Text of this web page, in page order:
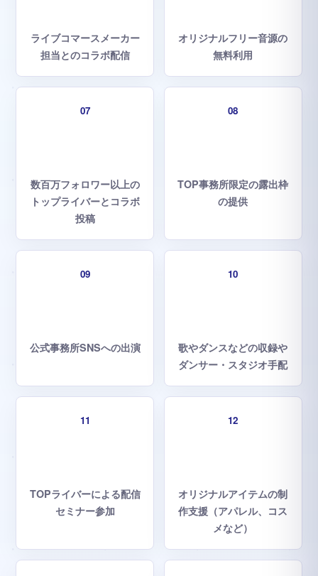
ライブコマースメーカー
担当とのコラボ配信
オリジナルフリー音源の
無料利用
07
数百万フォロワー以上の
トップライバーとコラボ
投稿
08
TOP事務所限定の露出枠
の提供
09
公式事務所SNSへの出演
10
歌やダンスなどの収録や
ダンサー・スタジオ手配
11
TOPライバーによる配信
セミナー参加
12
オリジナルアイテムの制
作支援（アパレル、コス
メなど）